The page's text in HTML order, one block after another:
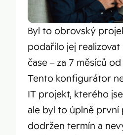
Byl to obrovský
podařilo jej
čase – za 7 měsíců
Tento konfigurátor
IT projekt, kterého
ale byl to úplně první
dodržen termín a